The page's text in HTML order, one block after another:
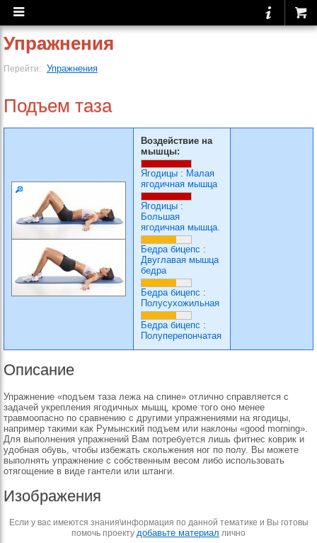
Упражнения
Перейти: Упражнения
Подъем таза
Воздействие на
мышцы:
Ягодицы : Малая
ягодичная мышца
Ягодицы :
Большая
ягодичная мышца.
Бедра бицепс :
Двуглавая мышца
бедра
Бедра бицепс :
Полусухожильная
Бедра бицепс :
Полуперепончатая
Описание
Упражнение «подъем таза лежа на спине» отлично справляется с
задачей укрепления ягодичных мышц, кроме того оно менее
травмоопасно по сравнению с другими упражнениями на ягодицы,
например такими как Румынский подъем или наклоны «good morning».
Для выполнения упражнений Вам потребуется лишь фитнес коврик и
удобная обувь, чтобы избежать скольжения ног по полу. Вы можете
выполнять упражнение с собственным весом либо использовать
отягощение в виде гантели или штанги.
Изображения
Если у вас имеются знания\информация по данной тематике и Вы готовы
помочь проекту добавьте материал лично